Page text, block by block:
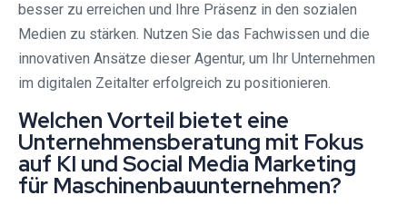
besser zu erreichen und Ihre Präsenz in den sozialen
Medien zu stärken. Nutzen Sie das Fachwissen und die
innovativen Ansätze dieser Agentur, um Ihr Unternehmen
im digitalen Zeitalter erfolgreich zu positionieren.
Welchen Vorteil bietet eine
Unternehmensberatung mit Fokus
auf KI und Social Media Marketing
für Maschinenbauunternehmen?